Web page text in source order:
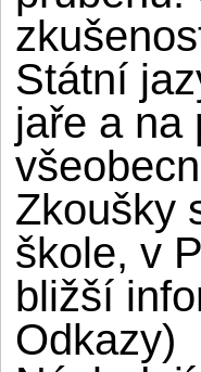
Státní
jaře a na
Zkoušky
škole, v
bližší
Odkazy)